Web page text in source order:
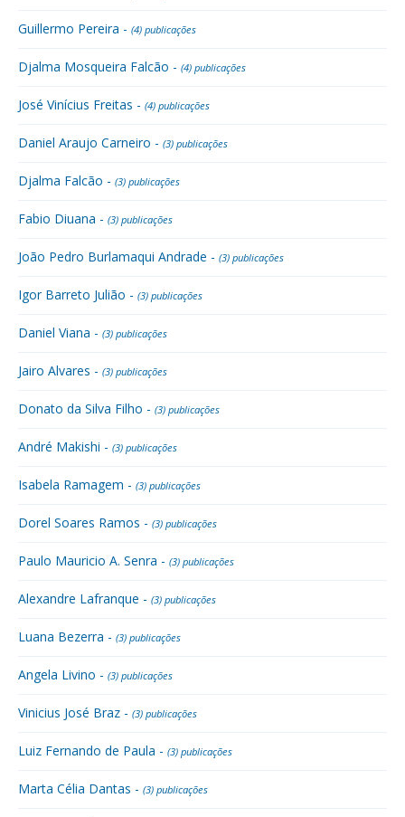
Guillermo Pereira - (4) publicações
Djalma Mosqueira Falcão - (4) publicações
José Vinícius Freitas - (4) publicações
Daniel Araujo Carneiro - (3) publicações
Djalma Falcão - (3) publicações
Fabio Diuana - (3) publicações
João Pedro Burlamaqui Andrade - (3) publicações
Igor Barreto Julião - (3) publicações
Daniel Viana - (3) publicações
Jairo Alvares - (3) publicações
Donato da Silva Filho - (3) publicações
André Makishi - (3) publicações
Isabela Ramagem - (3) publicações
Dorel Soares Ramos - (3) publicações
Paulo Mauricio A. Senra - (3) publicações
Alexandre Lafranque - (3) publicações
Luana Bezerra - (3) publicações
Angela Livino - (3) publicações
Vinicius José Braz - (3) publicações
Luiz Fernando de Paula - (3) publicações
Marta Célia Dantas - (3) publicações